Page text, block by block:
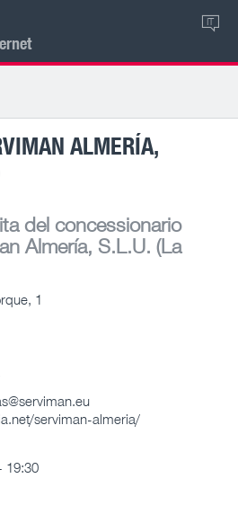
IT
ALMERÍA,
del concessionario
Almería, S.L.U. (La
1
serviman-almeria/
19:30